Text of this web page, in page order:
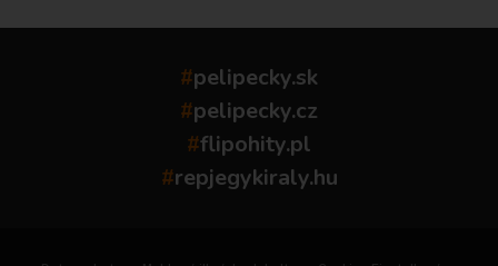
#pelipecky.sk
#pelipecky.cz
#flipohity.pl
#repjegykiraly.hu